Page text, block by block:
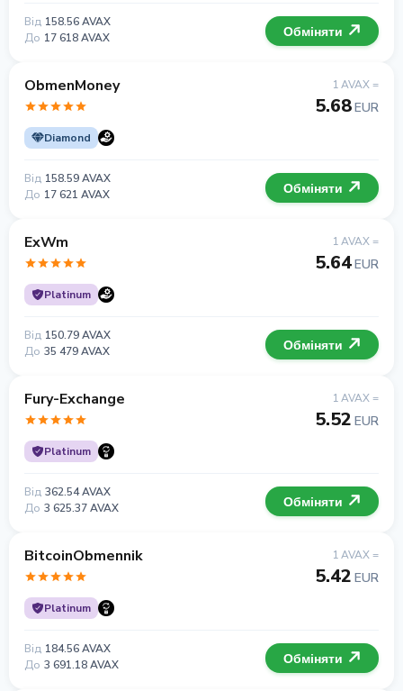
Від 158.56 AVAX
До 17 618 AVAX Обміняти
ObmenMoney
Diamond
1 AVAX =
5.68EUR
Від 158.59 AVAX
До 17 621 AVAX Обміняти
ExWm
Platinum
1 AVAX =
5.64EUR
Від 150.79 AVAX
До 35 479 AVAX Обміняти
Fury-Exchange
Platinum
1 AVAX =
5.52 EUR
Від 362.54 AVAX
До 3 625.37 AVAX Обміняти
BitcoinObmennik
Platinum
1 AVAX =
5.42 EUR
Від 184.56 AVAX
До 3 691.18 AVAX Обміняти